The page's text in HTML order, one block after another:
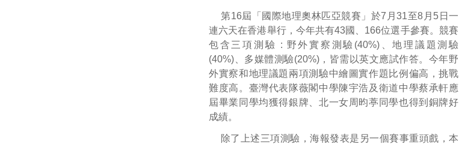
第16屆「國際地理奧林匹亞競賽」於7月31至8月5日一
連六天在香港舉行，今年共有43國、166位選手參賽。競賽
包含三項測驗 : 野外實察測驗(40%)、地理議題測驗
(40%)、多媒體測驗(20%)，皆需以英文應試作答。今年野
外實察和地理議題兩項測驗中繪圖實作題比例偏高，挑戰
難度高。臺灣代表隊薇閣中學陳宇浩及衛道中學蔡承軒應
屆畢業同學均獲得銀牌、北一女周昀葶同學也得到銅牌好
成績。
除了上述三項測驗，海報發表是另一個賽事重頭戲，本